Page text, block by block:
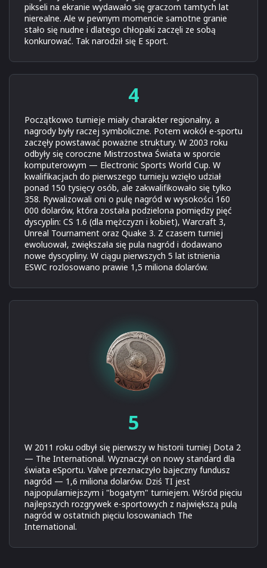
pikseli na ekranie wydawało się graczom tamtych lat
nierealne. Ale w pewnym momencie samotne granie
stało się nudne i dlatego chłopaki zaczęli ze sobą
konkurować. Tak narodził się E sport.
4
Początkowo turnieje miały charakter regionalny, a
nagrody były raczej symboliczne. Potem wokół e-sportu
zaczęły powstawać poważne struktury. W 2003 roku
odbyły się coroczne Mistrzostwa Świata w sporcie
komputerowym — Electronic Sports World Cup. W
kwalifikacjach do pierwszego turnieju wzięło udział
ponad 150 tysięcy osób, ale zakwalifikowało się tylko
358. Rywalizowali oni o pulę nagród w wysokości 160
000 dolarów, która została podzielona pomiędzy pięć
dyscyplin: CS 1.6 (dla mężczyzn i kobiet), Warcraft 3,
Unreal Tournament oraz Quake 3. Z czasem turniej
ewoluował, zwiększała się pula nagród i dodawano
nowe dyscypliny. W ciągu pierwszych 5 lat istnienia
ESWC rozlosowano prawie 1,5 miliona dolarów.
5
W 2011 roku odbył się pierwszy w historii turniej Dota 2
— The International. Wyznaczył on nowy standard dla
świata eSportu. Valve przeznaczyło bajeczny fundusz
nagród — 1,6 miliona dolarów. Dziś TI jest
najpopularniejszym i "bogatym" turniejem. Wśród pięciu
najlepszych rozgrywek e-sportowych z największą pulą
nagród w ostatnich pięciu losowaniach The
International.